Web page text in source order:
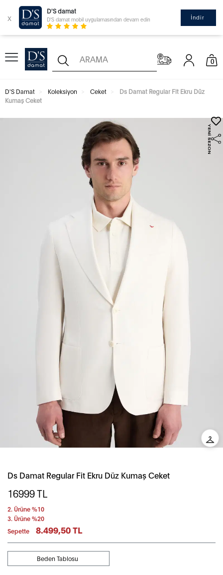
x
D'S damat
D'S damat mobil uygulamasından devam edin İndir
0
D'S Damat Koleksiyon Ceket
Ds Damat Regular Fit Ekru Düz
Kumaş Ceket
Ds Damat Regular Fit Ekru Düz Kumaş Ceket
16999TL
2. Ürüne %10
3. Ürüne %20
Sepette
8.499,50 TL
Beden Tablosu